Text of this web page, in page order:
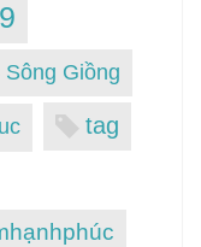
Sông Giồng
tag